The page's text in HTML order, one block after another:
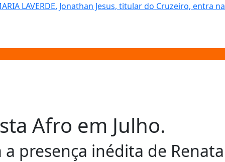
LAVERDE. Jonathan Jesus, titular do Cruzeiro, entra na
Afro em Julho.
presença inédita de Renata